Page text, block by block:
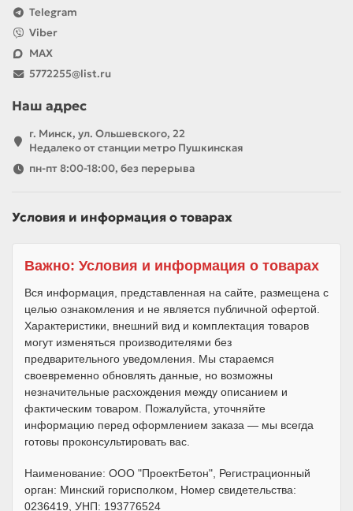
Telegram
Viber
MAX
5772255@list.ru
Наш адрес
г. Минск, ул. Ольшевского, 22
Недалеко от станции метро Пушкинская
пн-пт 8:00-18:00, без перерыва
Условия и информация о товарах
Важно: Условия и информация о товарах
Вся информация, представленная на сайте, размещена с
целью ознакомления и не является публичной офертой.
Характеристики, внешний вид и комплектация товаров
могут изменяться производителями без
предварительного уведомления. Мы стараемся
своевременно обновлять данные, но возможны
незначительные расхождения между описанием и
фактическим товаром. Пожалуйста, уточняйте
информацию перед оформлением заказа — мы всегда
готовы проконсультировать вас.
Наименование: ООО "ПроектБетон", Регистрационный
орган: Минский горисполком, Номер свидетельства:
0236419, УНП: 193776524